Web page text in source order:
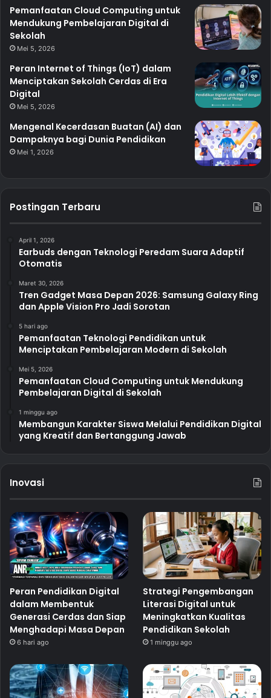
Pemanfaatan Cloud Computing untuk
Mendukung Pembelajaran Digital di
Sekolah
Mei 5, 2026
Peran Internet of Things (IoT) dalam
Menciptakan Sekolah Cerdas di Era
Digital
Mei 5, 2026
Mengenal Kecerdasan Buatan (AI) dan
Dampaknya bagi Dunia Pendidikan
Mei 1, 2026
Postingan Terbaru
April 1, 2026
Earbuds dengan Teknologi Peredam Suara Adaptif
Otomatis
Maret 30, 2026
Tren Gadget Masa Depan 2026: Samsung Galaxy Ring
dan Apple Vision Pro Jadi Sorotan
5 hari ago
Pemanfaatan Teknologi Pendidikan untuk
Menciptakan Pembelajaran Modern di Sekolah
Mei 5, 2026
Pemanfaatan Cloud Computing untuk Mendukung
Pembelajaran Digital di Sekolah
1 minggu ago
Membangun Karakter Siswa Melalui Pendidikan Digital
yang Kreatif dan Bertanggung Jawab
Inovasi
Peran Pendidikan Digital
dalam Membentuk
Generasi Cerdas dan Siap
Menghadapi Masa Depan
6 hari ago
Strategi Pengembangan
Literasi Digital untuk
Meningkatkan Kualitas
Pendidikan Sekolah
1 minggu ago